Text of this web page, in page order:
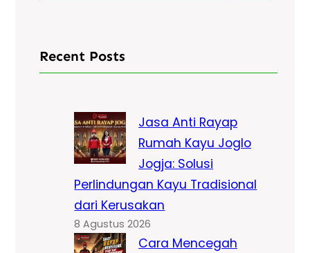
Recent Posts
Jasa Anti Rayap
Rumah Kayu Joglo
Jogja: Solusi
Perlindungan Kayu Tradisional
dari Kerusakan
8 Agustus 2026
Cara Mencegah